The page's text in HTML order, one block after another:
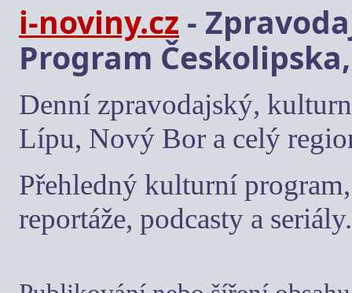
i-noviny.cz -
Program
Denní zpravodajský,
Lípu, Nový Bor a celý
Přehledný kulturní
reportáže, podcasty a seriály.